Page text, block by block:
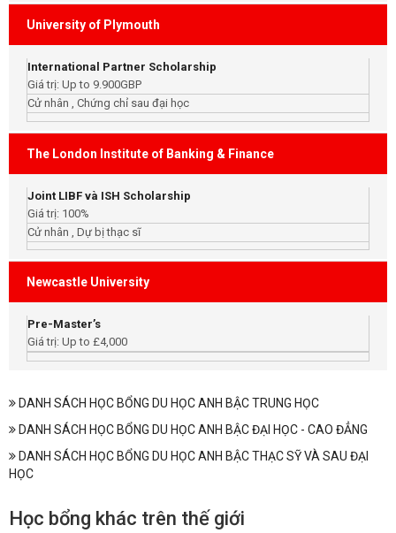
University of Plymouth
International Partner Scholarship
Giá trị: Up to 9.900GBP
Cử nhân , Chứng chỉ sau đại học
The London Institute of Banking & Finance
Joint LIBF và ISH Scholarship
Giá trị: 100%
Cử nhân , Dự bị thạc sĩ
Newcastle University
Pre-Master’s
Giá trị: Up to £4,000
DANH SÁCH HỌC BỔNG DU HỌC ANH BẬC TRUNG HỌC
DANH SÁCH HỌC BỔNG DU HỌC ANH BẬC ĐẠI HỌC - CAO ĐẲNG
DANH SÁCH HỌC BỔNG DU HỌC ANH BẬC THẠC SỸ VÀ SAU ĐẠI
HỌC
Học bổng khác trên thế giới